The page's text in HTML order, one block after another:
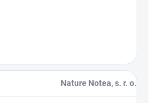
Nature Notea, s. r. o.